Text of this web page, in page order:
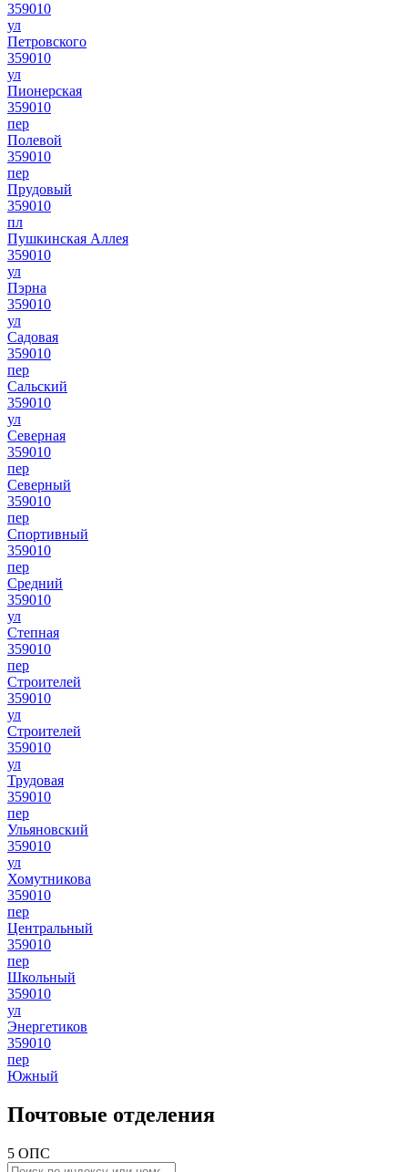
359010
ул
Петровского
359010
ул
Пионерская
359010
пер
Полевой
359010
пер
Прудовый
359010
пл
Пушкинская Аллея
359010
ул
Пэрна
359010
ул
Садовая
359010
пер
Сальский
359010
ул
Северная
359010
пер
Северный
359010
пер
Спортивный
359010
пер
Средний
359010
ул
Степная
359010
пер
Строителей
359010
ул
Строителей
359010
ул
Трудовая
359010
пер
Ульяновский
359010
ул
Хомутникова
359010
пер
Центральный
359010
пер
Школьный
359010
ул
Энергетиков
359010
пер
Южный
Почтовые отделения
5 ОПС